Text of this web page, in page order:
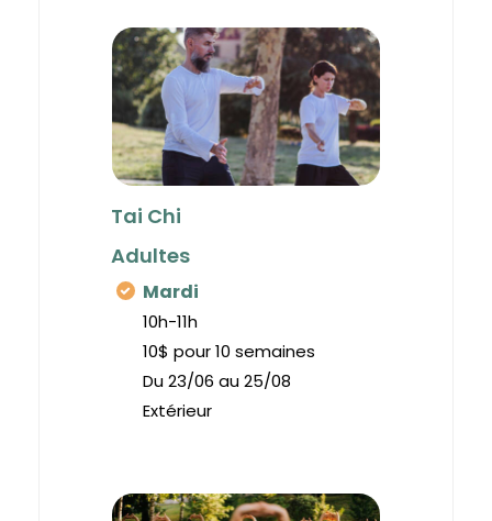
Tai Chi
Adultes
Mardi
10h-11h
10$ pour 10 semaines
Du 23/06 au 25/08
Extérieur